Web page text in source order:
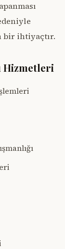
bir ihtiyaçtır.
Hizmetleri